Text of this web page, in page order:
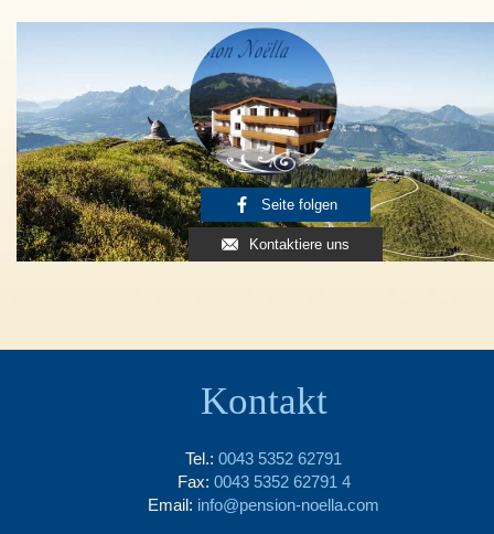
Seite folgen
Kontaktiere uns
Kontakt
Tel.: 0043 5352 62791
Fax: 0043 5352 62791 4
Email: info@pension-noella.com